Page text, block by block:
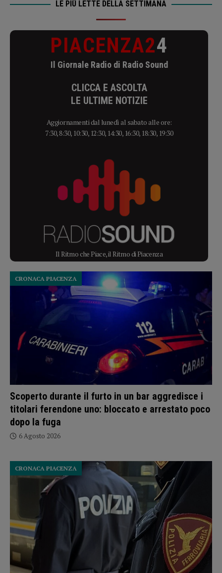
LE PIÙ LETTE DELLA SETTIMANA
PIACENZA24
Il Giornale Radio di Radio Sound
CLICCA E ASCOLTA
LE ULTIME NOTIZIE
Aggiornamenti dal lunedì al sabato alle ore:
7:30, 8:30, 10:30, 12:30, 14:30, 16:30, 18:30, 19:30
Il Ritmo che Piace, il Ritmo di Piacenza
Scoperto durante il furto in un bar aggredisce i
titolari ferendone uno: bloccato e arrestato poco
dopo la fuga
CRONACA PIACENZA
6 Agosto 2026
CRONACA PIACENZA